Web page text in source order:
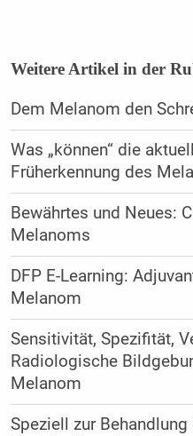
Weitere Artikel in der
Dem Melanom den
Was „können“ die
Früherkennung des
Bewährtes und Neues:
Melanoms
DFP E-Learning:
Melanom
Sensitivität, Spezifität,
Radiologische
Melanom
Speziell zur